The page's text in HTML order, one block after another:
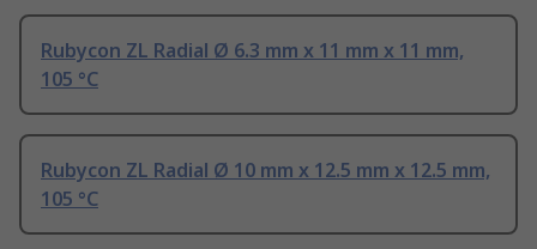
Rubycon ZL Radial Ø 6.3 mm x 11 mm x 11 mm,
105 °C
Rubycon ZL Radial Ø 10 mm x 12.5 mm x 12.5 mm,
105 °C